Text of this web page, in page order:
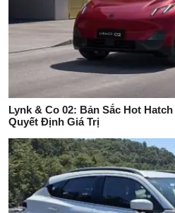
Lynk & Co 02: Bản Sắc Hot
Quyết Định Giá Trị